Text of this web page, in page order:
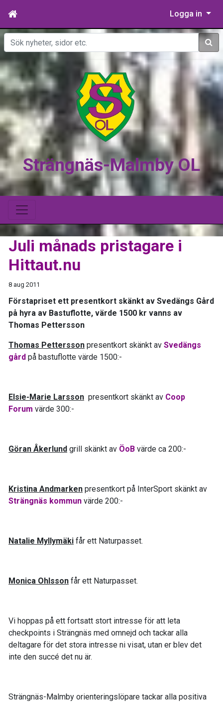
Logga in
Sök
Strängnäs-Malmby OL
Juli månads pristagare i
Hittaut.nu
8 aug 2011
Förstapriset ett presentkort skänkt av Svedängs Gård
på hyra av Bastuflotte, värde 1500 kr vanns av
Thomas Pettersson
Thomas Pettersson presentkort skänkt av Svedängs
gård på bastuflotte värde 1500:-
Elsie-Marie Larsson presentkort skänkt av Coop
Forum värde 300:-
Göran Åkerlund grill skänkt av ÖoB värde ca 200:-
Kristina Andmarken presentkort på InterSport skänkt av
Strängnäs kommun värde 200:-
Natalie Myllymäki får ett Naturpasset.
Monica Ohlsson får ett Naturpasset.
Vi hoppas på ett fortsatt stort intresse för att leta
checkpoints i Strängnäs med omnejd och tackar alla
deltagare för det stora intresse ni visat, utan er blev det
inte den succé det nu är.
Strängnäs-Malmby orienteringslöpare tackar alla positiva